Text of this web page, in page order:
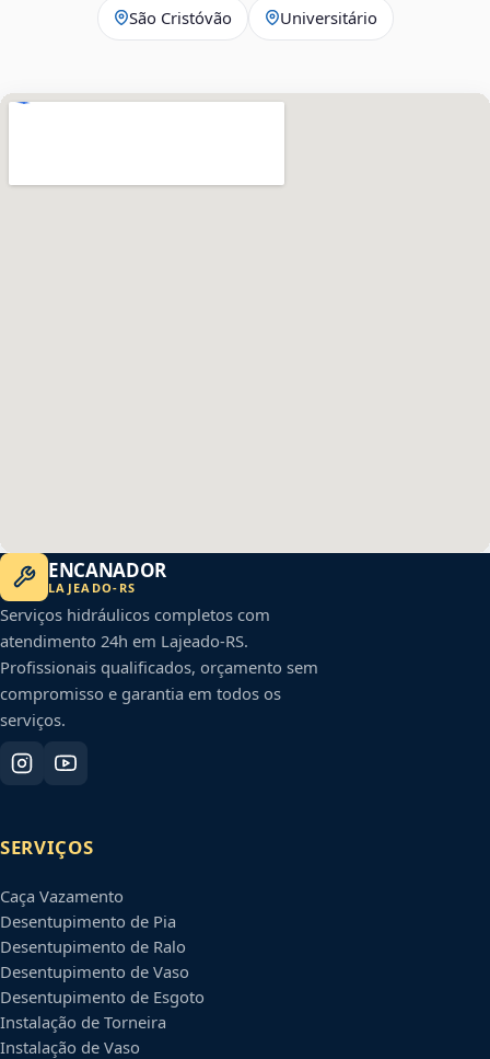
São Cristóvão Universitário
ENCANADOR
LAJEADO- RS
Serviços hidráulicos completos com
atendimento 24h em Lajeado-RS.
Profissionais qualificados, orçamento sem
compromisso e garantia em todos os
serviços.
SERVIÇOS
Caça Vazamento
Desentupimento de Pia
Desentupimento de Ralo
Desentupimento de Vaso
Desentupimento de Esgoto
Instalação de Torneira
Instalação de Vaso